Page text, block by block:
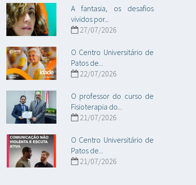
A fantasia, os desafios
vividos por...
27/07/2026
O Centro Universitário de
Patos de...
22/07/2026
O professor do curso de
Fisioterapia do...
21/07/2026
O Centro Universitário de
Patos de...
21/07/2026